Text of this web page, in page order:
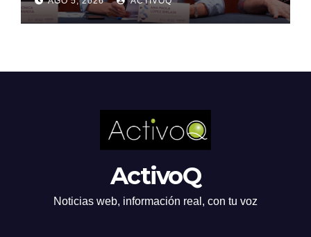
ActivoQ
Noticias web, información real, con tu voz